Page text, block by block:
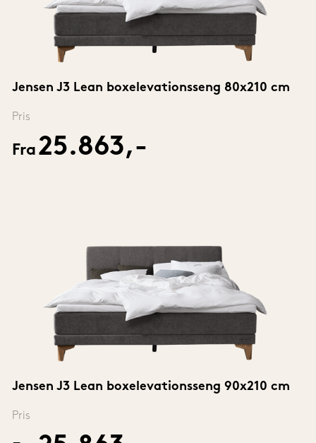
Jensen J3 Lean boxelevationsseng 80x210 cm
Pris
Fra 25.863,-
Jensen J3 Lean boxelevationsseng 90x210 cm
Pris